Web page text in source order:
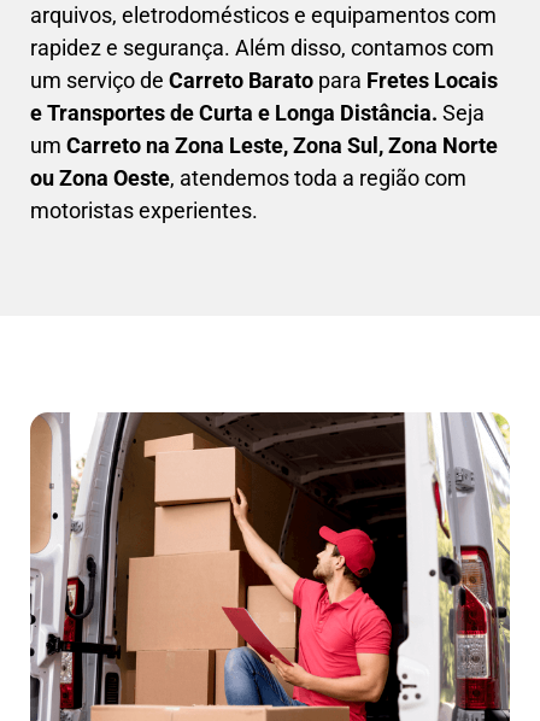
arquivos, eletrodomésticos e equipamentos com
rapidez e segurança. Além disso, contamos com
um serviço de Carreto Barato para Fretes Locais
e Transportes de Curta e Longa Distância. Seja
um Carreto na Zona Leste, Zona Sul, Zona Norte
ou Zona Oeste, atendemos toda a região com
motoristas experientes.